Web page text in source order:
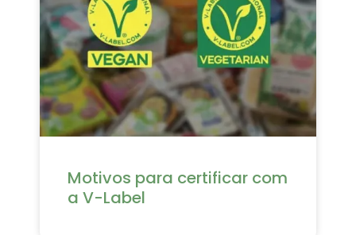
Motivos para certificar com
a V-Label